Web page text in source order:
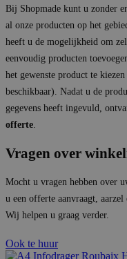
Bij Shopmade kunt u zonder
al onze producten op het
heeft u de mogelijkheid om
eenvoudig producten
het gewenste product te
beschikbaar). Nadat u de
gegevens heeft ingevuld,
offerte
Vragen over
Mocht u vragen hebben over
u een offerte aanvraagt, aarzel
Wij helpen u graag verder.
Ook te huur